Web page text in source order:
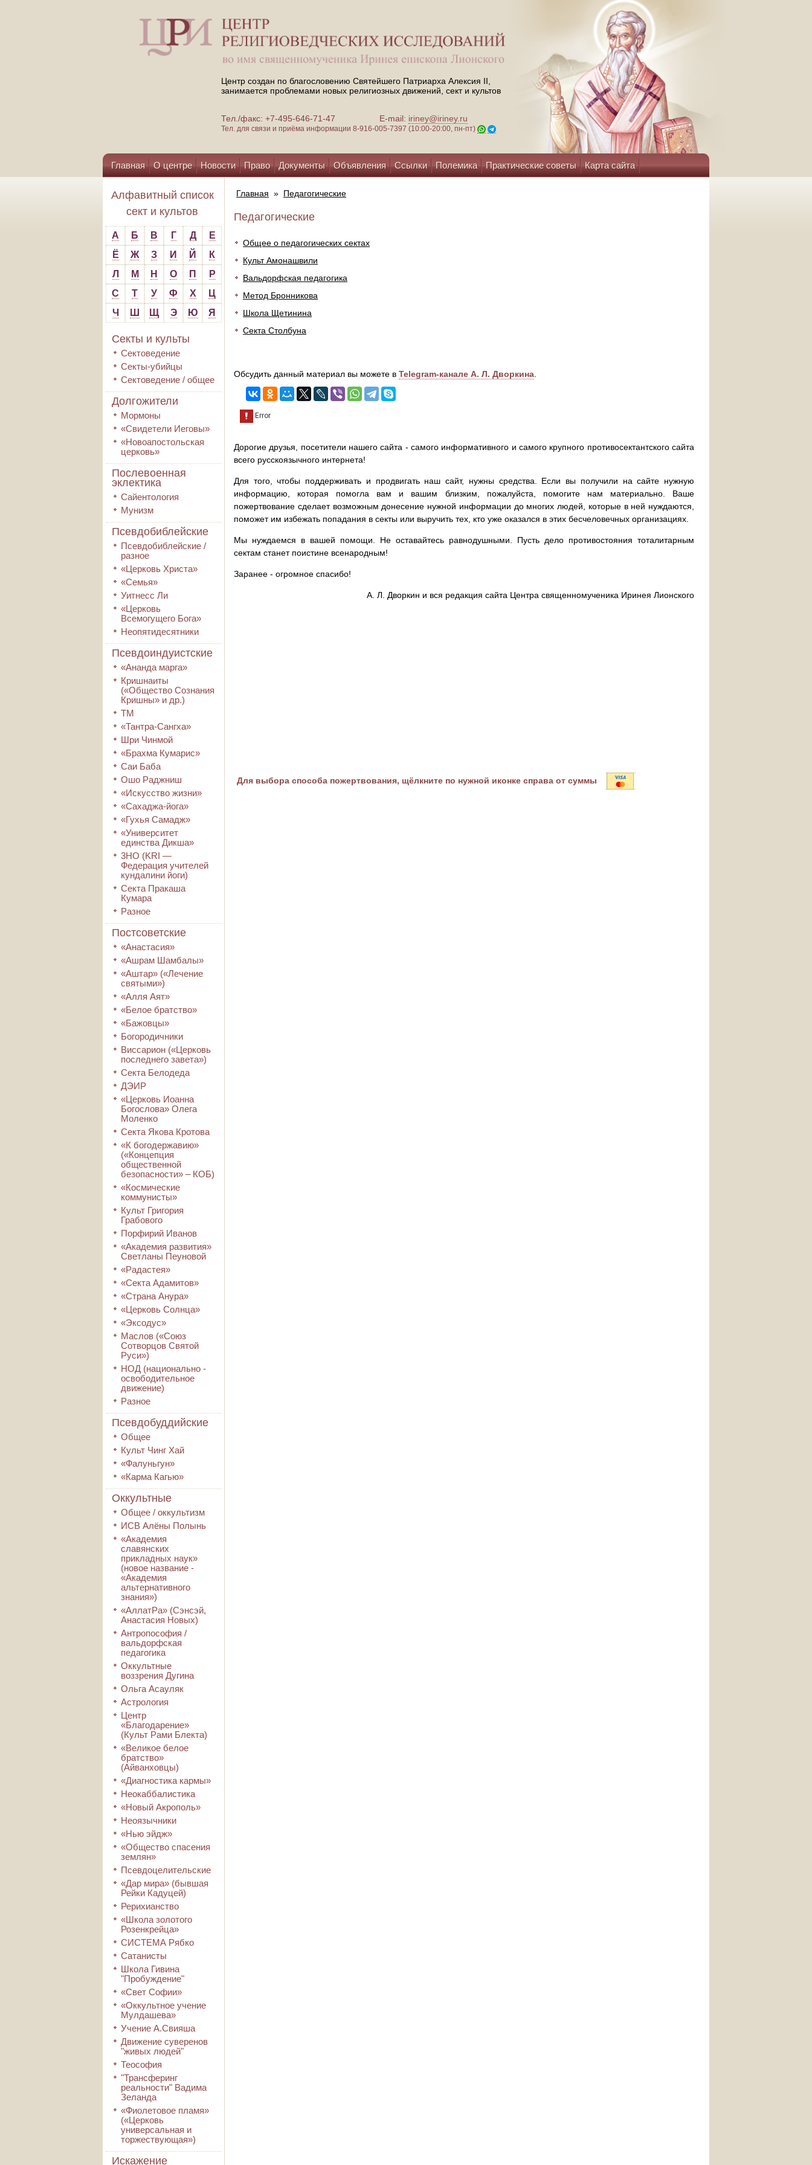
Центр создан по благословению Святейшего Патриарха Алексия II,
занимается проблемами новых религиозных движений, сект и культов
Тел./факс: +7-495-646-71-47 E-mail: iriney@iriney.ru
Тел. для связи и приёма информации 8-916-005-7397 (10:00-20:00, пн-пт)
Главная О центре Новости Право Документы Объявления Ссылки Полемика Практические советы Карта сайта
Помощь центру
Алфавитный список
сект и культов
А Б В Г Д
Е
Ё
Ж З И Й
К
Л
М Н О П
Р
С
Т У Ф Х
Ц
Ч
Ш Щ Э Ю Я
Секты и культы
Сектоведение
Секты-убийцы
Сектоведение / общее
Долгожители
Мормоны
«Свидетели Иеговы»
«Новоапостольская
церковь»
Послевоенная
эклектика
Сайентология
Мунизм
Псевдобиблейские
Псевдобиблейские /
разное
«Церковь Христа»
«Семья»
Уитнесс Ли
«Церковь
Всемогущего Бога»
Неопятидесятники
Псевдоиндуистские
«Ананда марга»
Кришнаиты
(«Общество Сознания
Кришны» и др.)
ТМ
«Тантра-Сангха»
Шри Чинмой
«Брахма Кумарис»
Саи Баба
Ошо Раджниш
«Искусство жизни»
«Сахаджа-йога»
«Гухья Самадж»
«Университет
единства Дикша»
3HO (KRI ―
Федерация учителей
кундалини йоги)
Секта Пракаша
Кумара
Разное
Постсоветские
«Анастасия»
«Ашрам Шамбалы»
«Аштар» («Лечение
святыми»)
«Алля Аят»
«Белое братство»
«Бажовцы»
Богородичники
Виссарион («Церковь
последнего завета»)
Секта Белодеда
ДЭИР
«Церковь Иоанна
Богослова» Олега
Моленко
Секта Якова Кротова
«К богодержавию»
(«Концепция
общественной
безопасности» – КОБ)
«Космические
коммунисты»
Культ Григория
Грабового
Порфирий Иванов
«Академия развития»
Светланы Пеуновой
«Радастея»
«Секта Адамитов»
«Страна Анура»
«Церковь Солнца»
«Эксодус»
Маслов («Союз
Сотворцов Святой
Руси»)
НОД (национально -
освободительное
движение)
Разное
Псевдобуддийские
Общее
Культ Чинг Хай
«Фалуньгун»
«Карма Кагью»
Оккультные
Общее / оккультизм
ИСВ Алёны Полынь
«Академия
славянских
прикладных наук»
(новое название -
«Академия
альтернативного
знания»)
«АллатРа» (Сэнсэй,
Анастасия Новых)
Антропософия /
вальдорфская
педагогика
Оккультные
воззрения Дугина
Ольга Асауляк
Астрология
Центр
«Благодарение»
(Культ Рами Блекта)
«Великое белое
братство»
(Айванховцы)
«Диагностика кармы»
Неокаббалистика
«Новый Акрополь»
Неоязычники
«Нью эйдж»
«Общество спасения
землян»
Псевдоцелительские
«Дар мира» (бывшая
Рейки Кадуцей)
Рерихианство
«Школа золотого
Розенкрейца»
СИСТЕМА Рябко
Сатанисты
Школа Гивина
"Пробуждение"
«Свет Софии»
«Оккультное учение
Мулдашева»
Учение А.Свияша
Движение суверенов
"живых людей"
Теософия
"Трансферинг
реальности" Вадима
Зеланда
«Фиолетовое пламя»
(«Церковь
универсальная и
торжествующая»)
Искажение
Главная » Педагогические
Педагогические
Общее о педагогических сектах
Культ Амонашвили
Вальдорфская педагогика
Метод Бронникова
Школа Щетинина
Секта Столбуна
Обсудить данный материал вы можете в Telegram-канале А. Л. Дворкина
Дорогие друзья, посетители нашего сайта - самого информативного и самого крупного противосектантского сайта
всего русскоязычного интернета!
Для того, чтобы поддерживать и продвигать наш сайт, нужны средства. Если вы получили на сайте нужную
информацию, которая помогла вам и вашим близким, пожалуйста, помогите нам материально. Ваше
пожертвование сделает возможным донесение нужной информации до многих людей, которые в ней нуждаются,
поможет им избежать попадания в секты или выручить тех, кто уже оказался в этих бесчеловечных организациях.
Мы нуждаемся в вашей помощи. Не оставайтесь равнодушными. Пусть дело противостояния тоталитарным
сектам станет поистине всенародным!
Заранее - огромное спасибо!
А. Л. Дворкин и вся редакция сайта Центра священномученика Иринея Лионского
Для выбора способа пожертвования, щёлкните по нужной иконке справа от суммы